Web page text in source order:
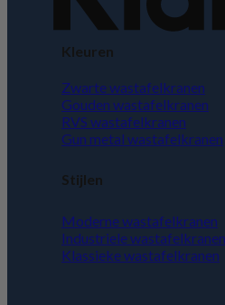
Kleuren
Zwarte wastafelkranen
Gouden wastafelkranen
RVS wastafelkranen
Gun metal wastafelkranen
Stijlen
Moderne wastafelkranen
Industriele wastafelkranen
Klassieke wastafelkranen